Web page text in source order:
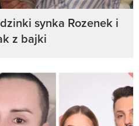
synka Rozenek i
z bajki